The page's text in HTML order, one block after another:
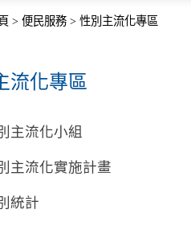
> 便民服務 > 性別主流化專區
流化專區
主流化小組
主流化實施計畫
統計